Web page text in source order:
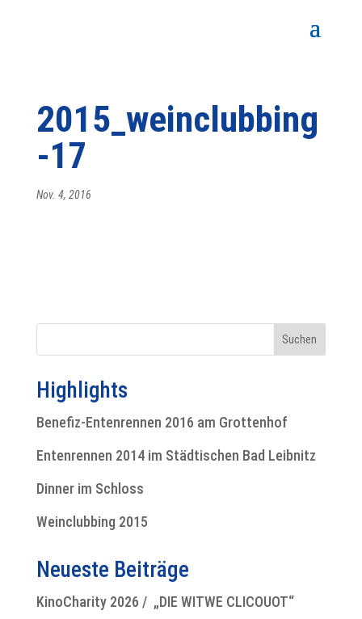
2015_weinclubbing
-17
Nov. 4, 2016
Highlights
Benefiz-Entenrennen 2016 am Grottenhof
Entenrennen 2014 im Städtischen Bad Leibnitz
Dinner im Schloss
Weinclubbing 2015
Neueste Beiträge
KinoCharity 2026 / „DIE WITWE CLICOUOT“